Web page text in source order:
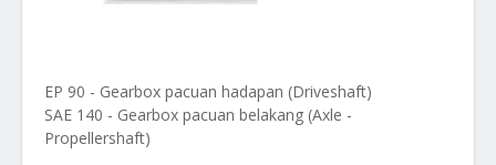
EP 90 - Gearbox pacuan hadapan (Driveshaft)
SAE 140 - Gearbox pacuan belakang (Axle -
Propellershaft)